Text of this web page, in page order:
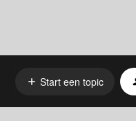
Start een topic